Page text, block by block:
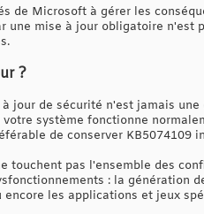
de Microsoft à gérer les
une mise à jour obligatoire n'est
?
jour de sécurité n'est jamais
système fonctionne
de conserver KB5074109
pas l'ensemble des
: la génération
les applications et jeux